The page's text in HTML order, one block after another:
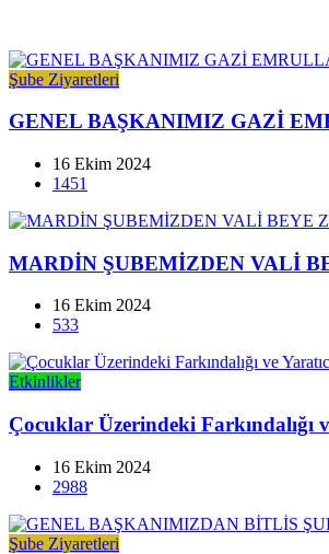
Şube Ziyaretleri
GENEL BAŞKANIMIZ GAZİ
16 Ekim 2024
1451
MARDİN ŞUBEMİZDEN VALİ
16 Ekim 2024
533
Etkinlikler
Çocuklar Üzerindeki Farkındalığı
16 Ekim 2024
2988
Şube Ziyaretleri